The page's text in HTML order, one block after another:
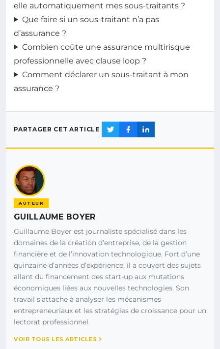
elle automatiquement mes sous-traitants ?
Que faire si un sous-traitant n’a pas
d’assurance ?
Combien coûte une assurance multirisque
professionnelle avec clause loop ?
Comment déclarer un sous-traitant à mon
assurance ?
PARTAGER CET ARTICLE
AUTEUR
GUILLAUME BOYER
Guillaume Boyer est journaliste spécialisé dans les
domaines de la création d’entreprise, de la gestion
financière et de l’innovation technologique. Fort d’une
quinzaine d’années d’expérience, il a couvert des sujets
allant du financement des start-up aux mutations
économiques liées aux nouvelles technologies. Son
travail s’attache à analyser les mécanismes
entrepreneuriaux et les stratégies de croissance pour un
lectorat professionnel.
VOIR TOUS LES ARTICLES